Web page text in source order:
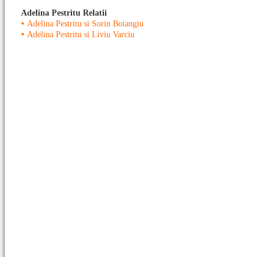
Adelina Pestritu Relatii
• Adelina Pestritu si Sorin Boiangiu
• Adelina Pestritu si Liviu Varciu